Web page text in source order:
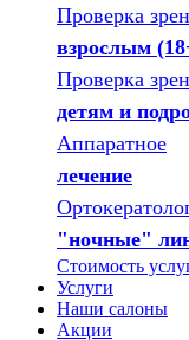
Проверка
взрослым
Проверка
детям и
Аппаратное
лечение
"ночные"
Стоимость
Услуги
Наши салоны
Акции